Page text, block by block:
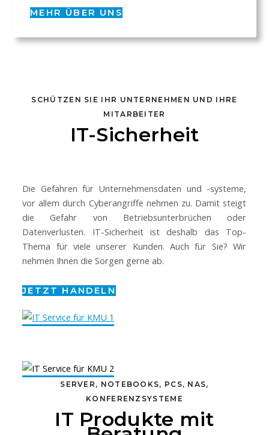
MEHR ÜBER UNS
SCHÜTZEN SIE IHR UNTERNEHMEN UND IHRE
MITARBEITER
IT-Sicherheit
Die Gefahren für Unternehmensdaten und -systeme,
vor allem durch Cyberangriffe nehmen zu. Damit steigt
die Gefahr von Betriebsunterbrüchen oder
Datenverlusten. IT-Sicherheit ist deshalb das Top-
Thema für viele unserer Kunden. Auch für Sie? Wir
nehmen Ihnen die Sorgen gerne ab.
JETZT HANDELN
SERVER, NOTEBOOKS, PCS, NAS,
KONFERENZSYSTEME
IT Produkte mit